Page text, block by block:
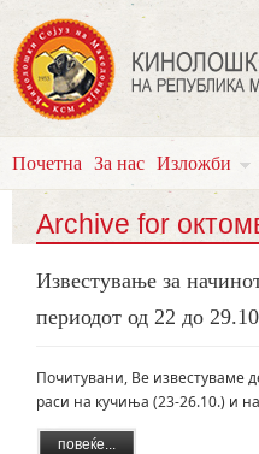
Почетна За нас Изложби
Archive for
Известување за
периодот од 22 до
Почитувани, Ве известуваме
раси на кучиња (23-26.10.) и
повеќе...